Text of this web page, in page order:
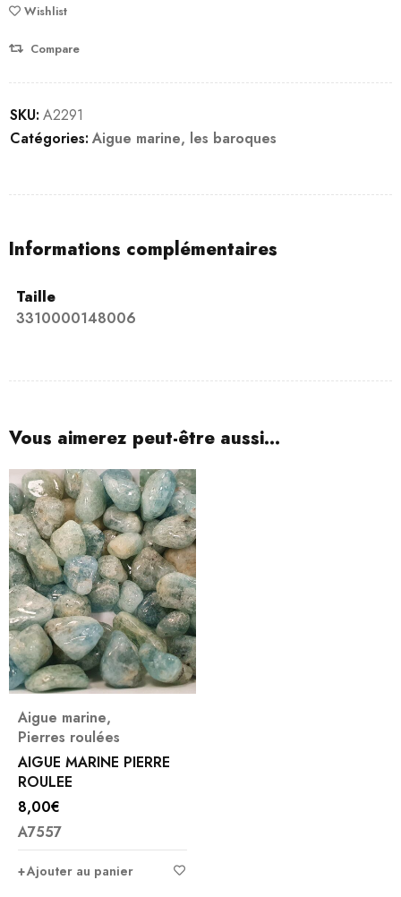
Wishlist
Compare
SKU: A2291
Catégories: Aigue marine, les baroques
Informations complémentaires
Taille
3310000148006
Vous aimerez peut-être aussi…
Aigue marine,
Pierres roulées
AIGUE MARINE PIERRE
ROULEE
8,00€
A7557
Ajouter au panier